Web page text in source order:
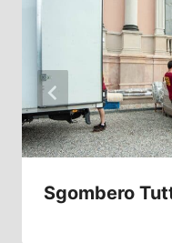
Sgombero